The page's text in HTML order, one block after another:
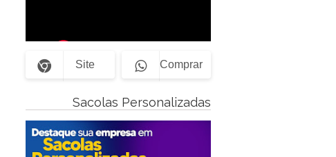
Site Comprar
Sacolas Personalizadas